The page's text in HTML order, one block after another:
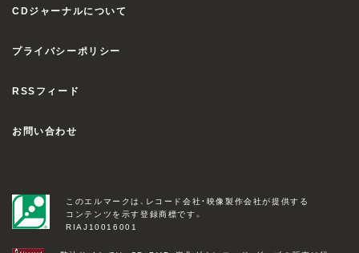
CDジャーナルについて
プライバシーポリシー
RSSフィード
お問い合わせ
このエルマークは、レコード会社・映像製作会社が提供する
コンテンツを示す登録商標です。
RIAJ10016001